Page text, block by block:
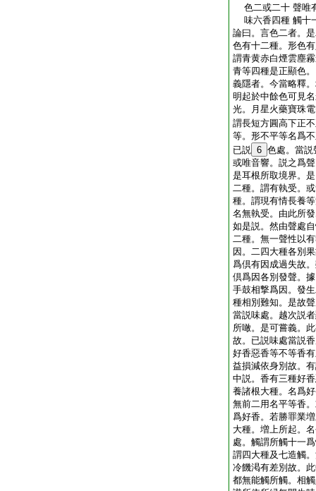
色二或二十 聲唯
味六香四種 觸十
論曰。言色二者。
色有十二種。形色
謂青黄赤白煙雲塵
青等四種是正顯色
義隱者。今當略釋
明起於中餘色可見
光。月星火藥寶珠
謂長短方圓高下正
等。形不平等名爲
已説 6 色處。當説
或唯音響。説之爲
是耳根所取境界。
二種。謂有執受。
種。謂現有情長養
名無執受。由此所
如是説。然由聲處
二種。無一聲性以
因。二四大種各別
爲倶有因成過失故
倶爲因各別發聲。
手鼓相撃爲因。發
種相別難知。是故
當説味處。越次説
所噉。是可嘗義。
故。已説味處當説
好香惡香等不等香
益損減依身別故。
中説。香有三種好
養諸根大種。名爲
無前二用名平等香
爲好香。若勝罪業
大種。増上所起。
處。觸謂所觸十一
謂四大種及七造觸
冷饑渇有差別故。
都無能觸所觸。相